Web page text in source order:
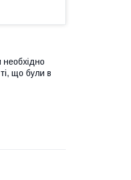
що були в